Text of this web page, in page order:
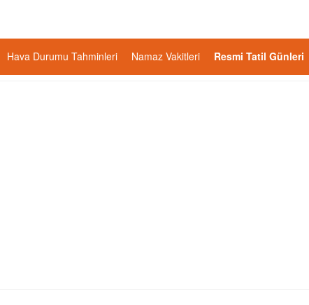
Hava Durumu Tahminleri Namaz Vakitleri Resmi Tatil Günleri